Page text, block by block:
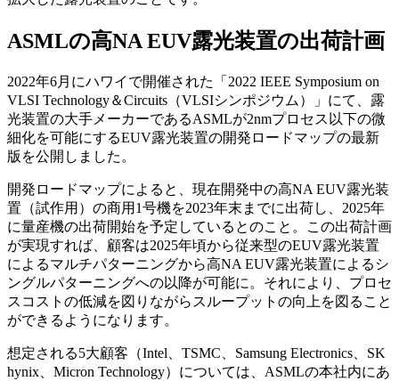
ASMLの高NA EUV露光装置の出荷計画
2022年6月にハワイで開催された「2022 IEEE Symposium on
VLSI Technology＆Circuits（VLSIシンポジウム）」にて、露
光装置の大手メーカーであるASMLが2nmプロセス以下の微
細化を可能にするEUV露光装置の開発ロードマップの最新
版を公開しました。
開発ロードマップによると、現在開発中の高NA EUV露光装
置（試作用）の商用1号機を2023年末までに出荷し、2025年
に量産機の出荷開始を予定しているとのこと。この出荷計画
が実現すれば、顧客は2025年頃から従来型のEUV露光装置
によるマルチパターニングから高NA EUV露光装置によるシ
ングルパターニングへの以降が可能に。それにより、プロセ
スコストの低減を図りながらスループットの向上を図ること
ができるようになります。
想定される5大顧客（Intel、TSMC、Samsung Electronics、SK
hynix、Micron Technology）については、ASMLの本社内にあ